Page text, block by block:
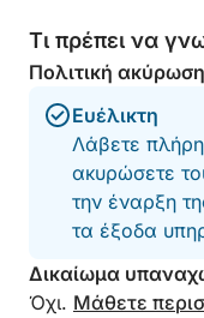
Τι πρέπει να
Πολιτική
Ευέλικτη
Λάβετε
ακυρώσετε
την έναρξη
τα έξοδα
Δικαίωμα
Όχι. Μάθετε